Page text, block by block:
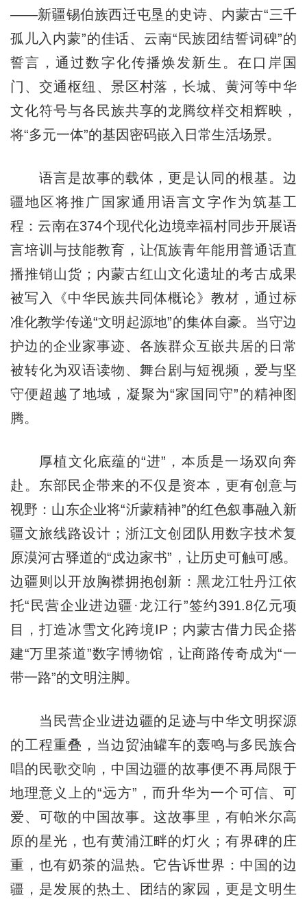
——新疆锡伯族西迁屯垦的史诗、内蒙古“三千
孤儿入内蒙”的佳话、云南“民族团结誓词碑”的
誓言，通过数字化传播焕发新生。在口岸国
门、交通枢纽、景区村落，长城、黄河等中华
文化符号与各民族共享的龙腾纹样交相辉映，
将“多元一体”的基因密码嵌入日常生活场景。
语言是故事的载体，更是认同的根基。边
疆地区将推广国家通用语言文字作为筑基工
程：云南在374个现代化边境幸福村同步开展语
言培训与技能教育，让佤族青年能用普通话直
播推销山货；内蒙古红山文化遗址的考古成果
被写入《中华民族共同体概论》教材，通过标
准化教学传递“文明起源地”的集体自豪。当守边
护边的企业家事迹、各族群众互嵌共居的日常
被转化为双语读物、舞台剧与短视频，爱与坚
守便超越了地域，凝聚为“家国同守”的精神图
腾。
厚植文化底蕴的“进”，本质是一场双向奔
赴。东部民企带来的不仅是资本，更有创意与
视野：山东企业将“沂蒙精神”的红色叙事融入新
疆文旅线路设计；浙江文创团队用数字技术复
原漠河古驿道的“戍边家书”，让历史可触可感。
边疆则以开放胸襟拥抱创新：黑龙江牡丹江依
托“民营企业进边疆·龙江行”签约391.8亿元项
目，打造冰雪文化跨境IP；内蒙古借力民企搭
建“万里茶道”数字博物馆，让商路传奇成为“一
带一路”的文明注脚。
当民营企业进边疆的足迹与中华文明探源
的工程重叠，当边贸油罐车的轰鸣与多民族合
唱的民歌交响，中国边疆的故事便不再局限于
地理意义上的“远方”，而升华为一个可信、可
爱、可敬的中国故事。这故事里，有帕米尔高
原的星光，也有黄浦江畔的灯火；有界碑的庄
重，也有奶茶的温热。它告诉世界：中国的边
疆，是发展的热土、团结的家园，更是文明生